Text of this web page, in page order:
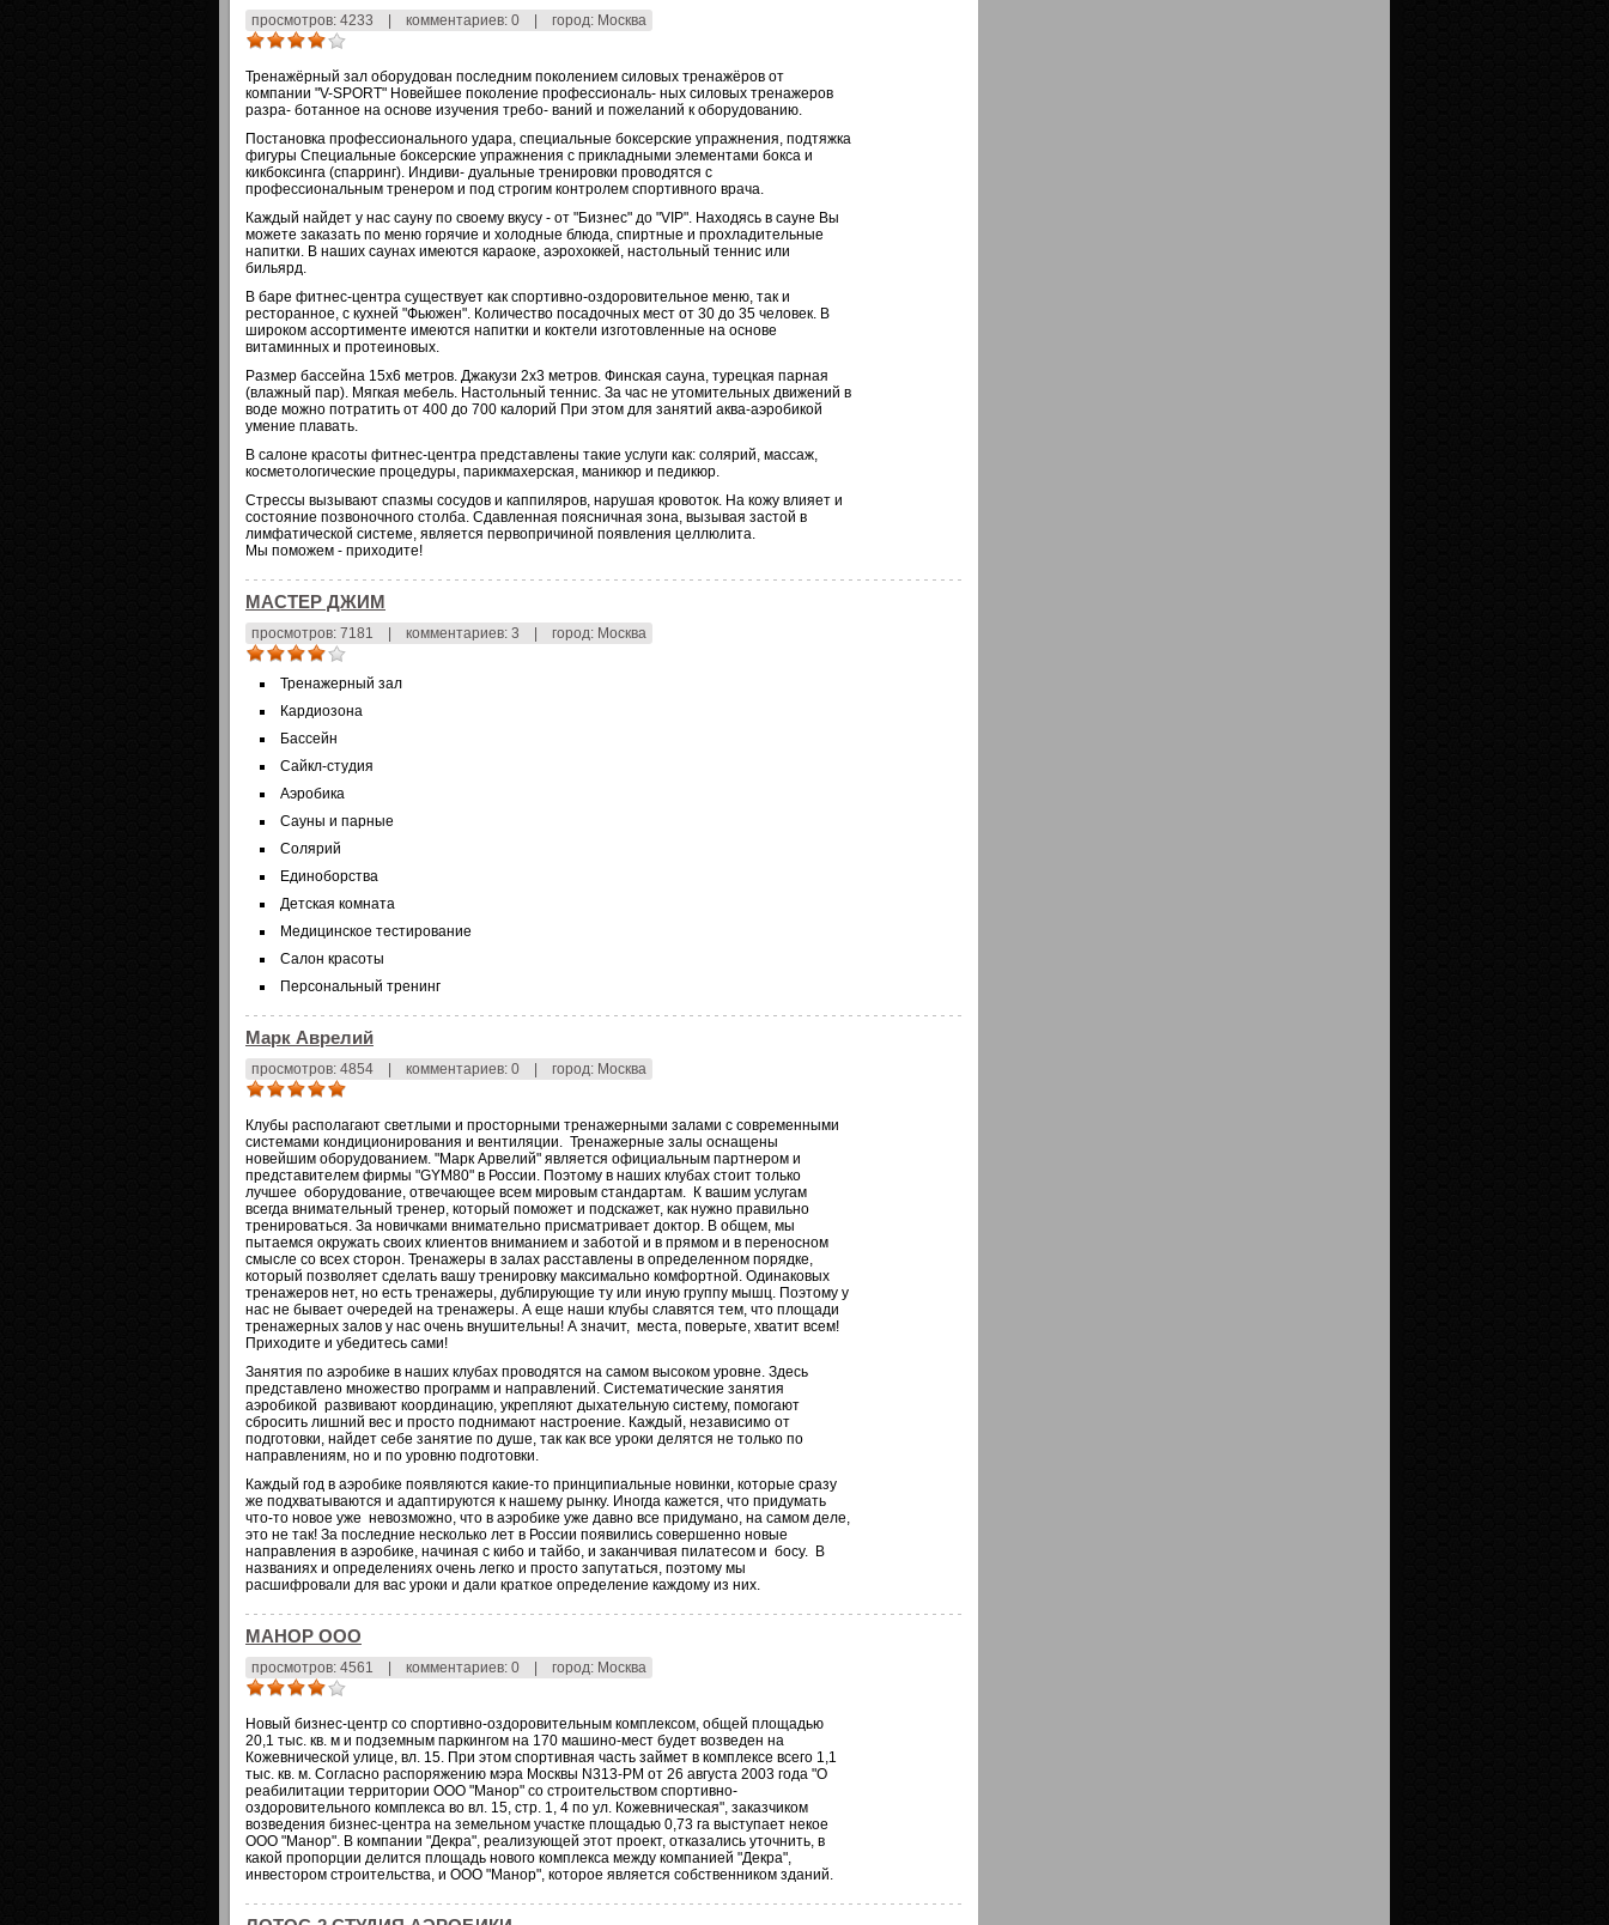
просмотров: 4233 комментариев: 0 город: Москва
Тренажёрный зал оборудован последним поколением силовых тренажёров от
компании "V-SPORT" Новейшее поколение профессиональ- ных силовых тренажеров
разра- ботанное на основе изучения требо- ваний и пожеланий к оборудованию.
Постановка профессионального удара, специальные боксерские упражнения, подтяжка
фигуры Специальные боксерские упражнения с прикладными элементами бокса и
кикбоксинга (спарринг). Индиви- дуальные тренировки проводятся с
профессиональным тренером и под строгим контролем спортивного врача.
Каждый найдет у нас сауну по своему вкусу - от "Бизнес" до "VIP". Находясь в сауне Вы
можете заказать по меню горячие и холодные блюда, спиртные и прохладительные
напитки. В наших саунах имеются караоке, аэрохоккей, настольный теннис или
бильярд.
В баре фитнес-центра существует как спортивно-оздоровительное меню, так и
ресторанное, с кухней "Фьюжен". Количество посадочных мест от 30 до 35 человек. В
широком ассортименте имеются напитки и коктели изготовленные на основе
витаминных и протеиновых.
Размер бассейна 15х6 метров. Джакузи 2x3 метров. Финская сауна, турецкая парная
(влажный пар). Мягкая мебель. Настольный теннис. За час не утомительных движений в
воде можно потратить от 400 до 700 калорий При этом для занятий аква-аэробикой
умение плавать.
В салоне красоты фитнес-центра представлены такие услуги как: солярий, массаж,
косметологические процедуры, парикмахерская, маникюр и педикюр.
Стрессы вызывают спазмы сосудов и каппиляров, нарушая кровоток. На кожу влияет и
состояние позвоночного столба. Сдавленная поясничная зона, вызывая застой в
лимфатической системе, является первопричиной появления целлюлита.
Мы поможем - приходите!
МАСТЕР ДЖИМ
просмотров: 7181 комментариев: 3 город: Москва
Тренажерный зал
Кардиозона
Бассейн
Сайкл-студия
Аэробика
Сауны и парные
Солярий
Единоборства
Детская комната
Медицинское тестирование
Салон красоты
Персональный тренинг
Марк Аврелий
просмотров: 4854 комментариев: 0 город: Москва
Клубы располагают светлыми и просторными тренажерными залами с современными
системами кондиционирования и вентиляции. Тренажерные залы оснащены
новейшим оборудованием. "Марк Арвелий" является официальным партнером и
представителем фирмы "GYM80" в России. Поэтому в наших клубах стоит только
лучшее оборудование, отвечающее всем мировым стандартам. К вашим услугам
всегда внимательный тренер, который поможет и подскажет, как нужно правильно
тренироваться. За новичками внимательно присматривает доктор. В общем, мы
пытаемся окружать своих клиентов вниманием и заботой и в прямом и в переносном
смысле со всех сторон. Тренажеры в залах расставлены в определенном порядке,
который позволяет сделать вашу тренировку максимально комфортной. Одинаковых
тренажеров нет, но есть тренажеры, дублирующие ту или иную группу мышц. Поэтому у
нас не бывает очередей на тренажеры. А еще наши клубы славятся тем, что площади
тренажерных залов у нас очень внушительны! А значит, места, поверьте, хватит всем!
Приходите и убедитесь сами!
Занятия по аэробике в наших клубах проводятся на самом высоком уровне. Здесь
представлено множество программ и направлений. Систематические занятия
аэробикой развивают координацию, укрепляют дыхательную систему, помогают
сбросить лишний вес и просто поднимают настроение. Каждый, независимо от
подготовки, найдет себе занятие по душе, так как все уроки делятся не только по
направлениям, но и по уровню подготовки.
Каждый год в аэробике появляются какие-то принципиальные новинки, которые сразу
же подхватываются и адаптируются к нашему рынку. Иногда кажется, что придумать
что-то новое уже невозможно, что в аэробике уже давно все придумано, на самом деле,
это не так! За последние несколько лет в России появились совершенно новые
направления в аэробике, начиная с кибо и тайбо, и заканчивая пилатесом и босу. В
названиях и определениях очень легко и просто запутаться, поэтому мы
расшифровали для вас уроки и дали краткое определение каждому из них.
МАНОР ООО
просмотров: 4561 комментариев: 0 город: Москва
Новый бизнес-центр со спортивно-оздоровительным комплексом, общей площадью
20,1 тыс. кв. м и подземным паркингом на 170 машино-мест будет возведен на
Кожевнической улице, вл. 15. При этом спортивная часть займет в комплексе всего 1,1
тыс. кв. м. Согласно распоряжению мэра Москвы N313-РМ от 26 августа 2003 года "О
реабилитации территории ООО "Манор" со строительством спортивно-
оздоровительного комплекса во вл. 15, стр. 1, 4 по ул. Кожевническая", заказчиком
возведения бизнес-центра на земельном участке площадью 0,73 га выступает некое
ООО "Манор". В компании "Декра", реализующей этот проект, отказались уточнить, в
какой пропорции делится площадь нового комплекса между компанией "Декра",
инвестором строительства, и ООО "Манор", которое является собственником зданий.